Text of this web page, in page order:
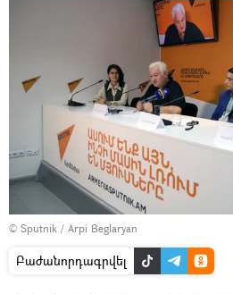
© Sputnik / Arpi Beglaryan
Բաժանորդագրվել